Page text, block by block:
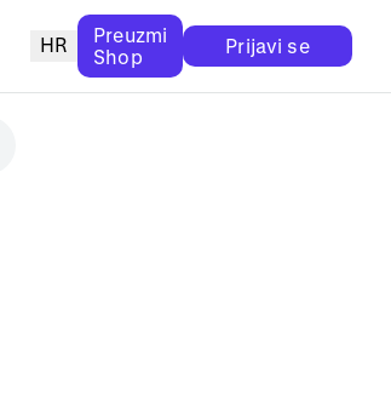
HR
Preuzmi
Shop
Prijavi se